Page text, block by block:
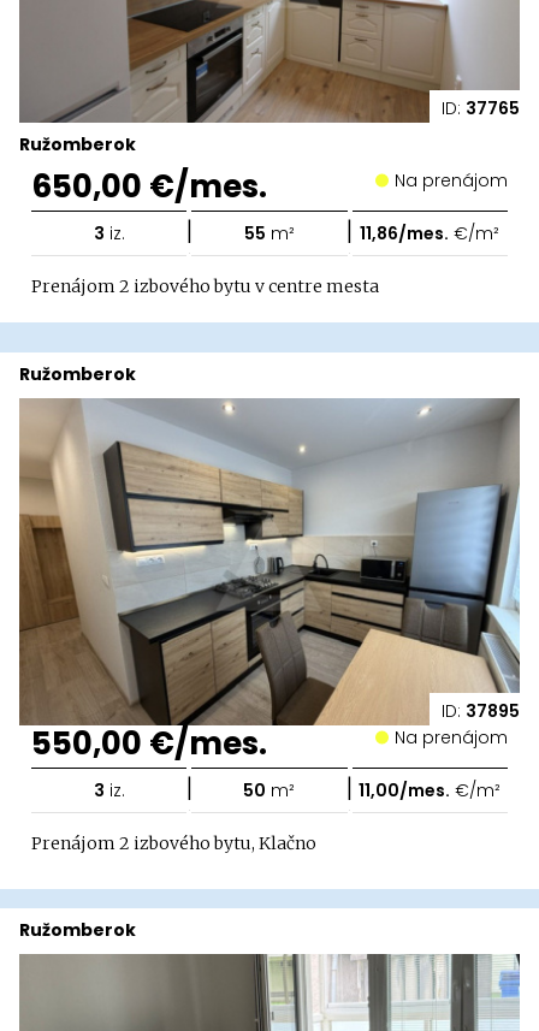
ID: 37765
Ružomberok
650,00 €/mes. Na prenájom
3 iz. | 55 m² | 11,86/mes. €/m²
Prenájom 2 izbového bytu v centre mesta
ID: 37895
Ružomberok
550,00 €/mes. Na prenájom
3 iz. | 50 m² | 11,00/mes. €/m²
Prenájom 2 izbového bytu, Klačno
Ružomberok